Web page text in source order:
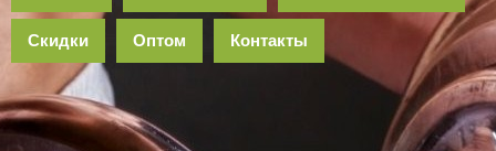
Скидки Оптом Контакты